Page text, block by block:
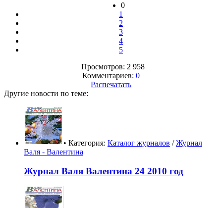
0
1
2
3
4
5
Просмотров: 2 958
Комментариев: 0
Распечатать
Другие новости по теме:
• Категория: Каталог журналов /Журнал
Валя - Валентина
Журнал Валя Валентина 24 2010 год